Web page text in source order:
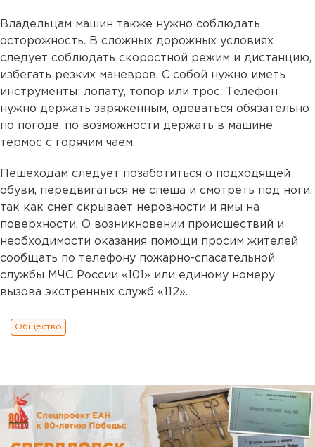
Владельцам машин также нужно соблюдать
осторожность. В сложных дорожных условиях
следует соблюдать скоростной режим и дистанцию,
избегать резких маневров. С собой нужно иметь
инструменты: лопату, топор или трос. Телефон
нужно держать заряженным, одеваться обязательно
по погоде, по возможности держать в машине
термос с горячим чаем.
Пешеходам следует позаботиться о подходящей
обуви, передвигаться не спеша и смотреть под ноги,
так как снег скрывает неровности и ямы на
поверхности. О возникновении происшествий и
необходимости оказания помощи просим жителей
сообщать по телефону пожарно-спасательной
службы МЧС России «101» или единому номеру
вызова экстренных служб «112».
Общество